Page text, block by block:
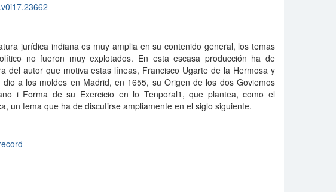
jurídica indiana es muy amplia en su contenido general, los temas
no fueron muy explotados. En esta escasa producción ha de
del autor que motiva estas líneas, Francisco Ugarte de la Hermosa y
dio a los moldes en Madrid, en 1655, su Origen de los dos Goviemos
i Forma de su Exercicio en lo Tenporal1, que plantea, como el
un tema que ha de discutirse ampliamente en el siglo siguiente.